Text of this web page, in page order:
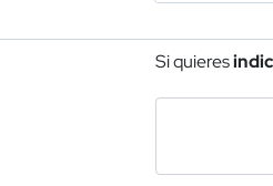
Si quieres